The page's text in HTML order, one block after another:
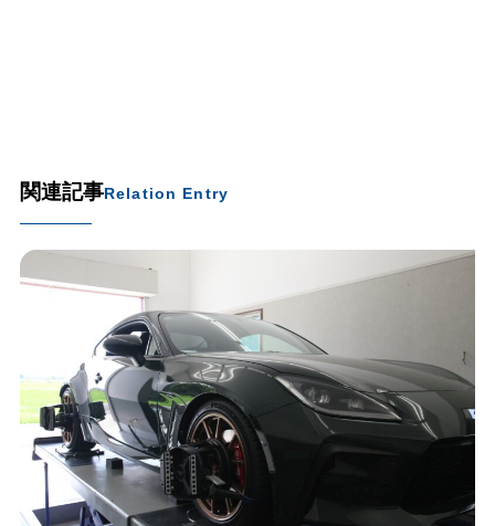
関連記事Relation Entry